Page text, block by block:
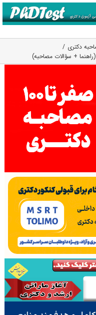
دکتری
+ سؤالات مصاحبه)